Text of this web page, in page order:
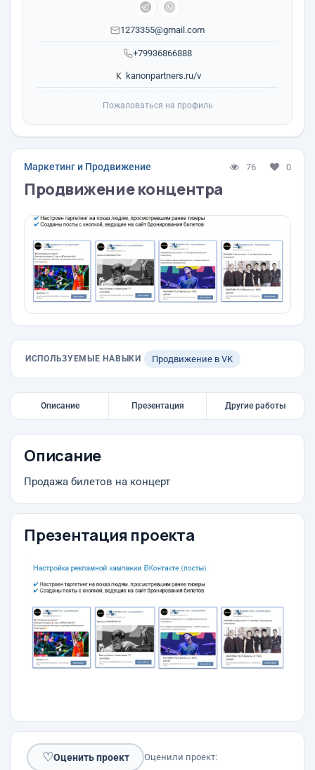
+79936866888
1273355@gmail.com
kanonpartners.ru/v
Пожаловаться на профиль
Маркетинг и Продвижение 76 0
Продвижение концентра
ИСПОЛЬЗУЕМЫЕ НАВЫКИ Продвижение в VK
Описание Презентация Другие работы
Описание
Продажа билетов на концерт
Презентация проекта
♡Оценить проект Оценили проект: